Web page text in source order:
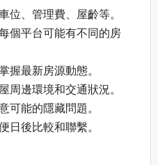
位、管理費、屋齡等。
個平台可能有不同的房
握最新房源動態。
周邊環境和交通狀況。
可能的隱藏問題。
日後比較和聯繫。